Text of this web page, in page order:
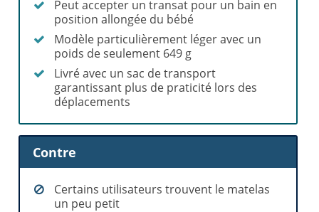
Peut accepter un transat pour un bain en
position allongée du bébé
Modèle particulièrement léger avec un
poids de seulement 649 g
Livré avec un sac de transport
garantissant plus de praticité lors des
déplacements
Contre
Certains utilisateurs trouvent le matelas
un peu petit